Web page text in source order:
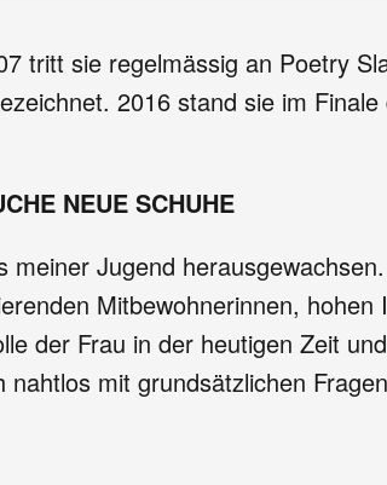
tritt sie regelmässig an Poetry
2016 stand sie im
NEUE SCHUHE
Jugend
Mitbewohnerinnen,
der Frau in der heutigen Zeit
mit grundsätzlichen